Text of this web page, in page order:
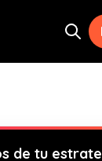
Open
de tu